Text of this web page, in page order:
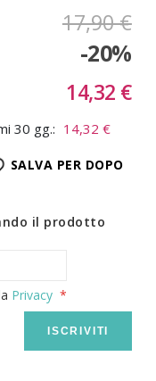
17,90 €
-20%
14,32 €
30 gg.: 14,32 €
SALVA PER DOPO
il prodotto
Privacy
ISCRIVITI